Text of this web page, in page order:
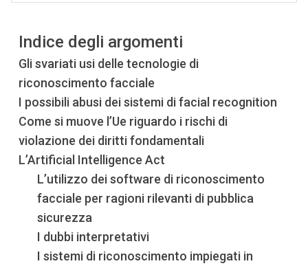
Indice degli argomenti
Gli svariati usi delle tecnologie di
riconoscimento facciale
I possibili abusi dei sistemi di facial recognition
Come si muove l’Ue riguardo i rischi di
violazione dei diritti fondamentali
L’Artificial Intelligence Act
L’utilizzo dei software di riconoscimento
facciale per ragioni rilevanti di pubblica
sicurezza
I dubbi interpretativi
I sistemi di riconoscimento impiegati in